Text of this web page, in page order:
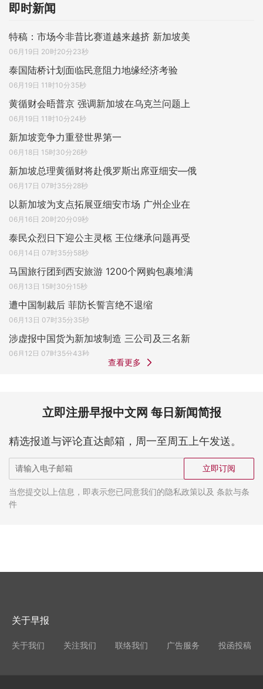
即时新闻
特稿：市场今非昔比赛道越来越挤 新加坡美
06月19日 20时20分23秒
泰国陆桥计划面临民意阻力地缘经济考验
06月19日 11时10分35秒
黄循财会晤普京 强调新加坡在乌克兰问题上
06月19日 11时10分24秒
新加坡竞争力重登世界第一
06月18日 15时30分26秒
新加坡总理黄循财将赴俄罗斯出席亚细安—俄
06月17日 07时35分28秒
以新加坡为支点拓展亚细安市场 广州企业在
06月16日 20时20分09秒
泰民众烈日下迎公主灵柩 王位继承问题再受
06月14日 07时35分58秒
马国旅行团到西安旅游 1200个网购包裹堆满
06月13日 15时30分15秒
遭中国制裁后 菲防长誓言绝不退缩
06月13日 07时35分35秒
涉虚报中国货为新加坡制造 三公司及三名新
06月12日 07时35分43秒
查看更多
立即注册早报中文网 每日新闻简报
精选报道与评论直达邮箱，周一至周五上午发送。
立即订阅
当您提交以上信息，即表示您已同意我们的隐私政策以及 条款与条
件
关于早报
关于我们 关注我们 联络我们 广告服务 投函投稿